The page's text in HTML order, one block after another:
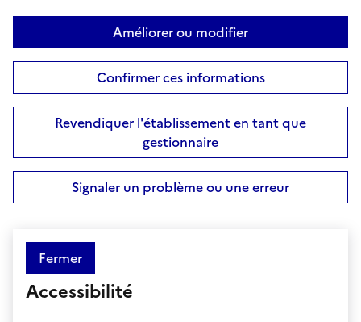
Améliorer ou modifier
Confirmer ces informations
Revendiquer l'établissement en tant que
gestionnaire
Signaler un problème ou une erreur
Fermer
Accessibilité